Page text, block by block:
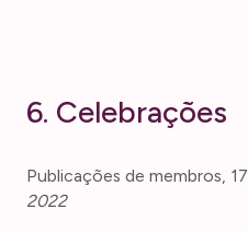
6. Celebrações
Publicações de membros, 17
2022